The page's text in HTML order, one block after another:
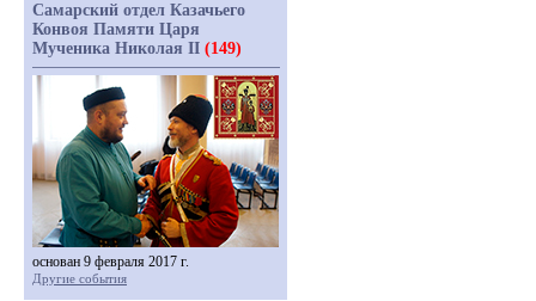
Самарский отдел Казачьего
Конвоя Памяти Царя
Мученика Николая II (149)
основан 9 февраля 2017 г.
Другие события